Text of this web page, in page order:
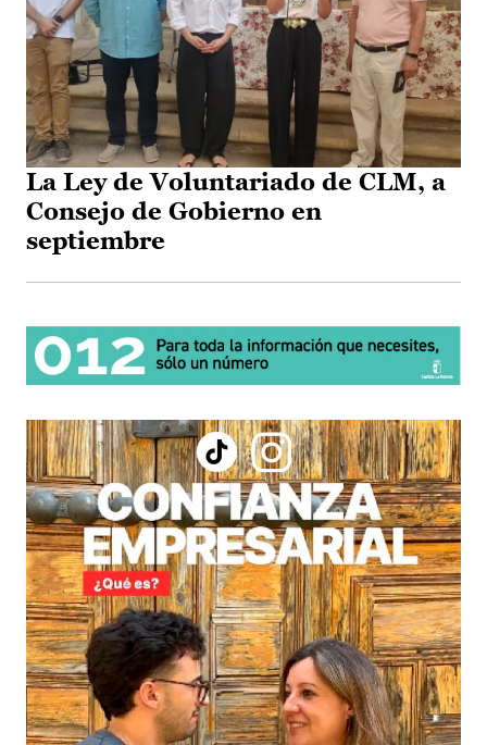
La Ley de Voluntariado de CLM, a
Consejo de Gobierno en
septiembre